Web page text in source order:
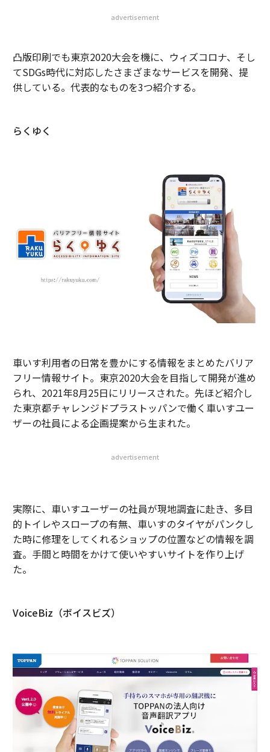
advertisement
凸版印刷でも東京2020大会を機に、ウィズコロナ、そし
てSDGs時代に対応したさまざまなサービスを開発、提
供している。代表的なものを3つ紹介する。
らくゆく
車いす利用者の日常を豊かにする情報をまとめたバリア
フリー情報サイト。東京2020大会を目指して開発が進め
られ、2021年8月25日にリリースされた。先ほど紹介し
た東京都チャレンジドプラストッパンで働く車いすユー
ザーの社員による企画提案から生まれた。
advertisement
実際に、車いすユーザーの社員が現地調査に赴き、多目
的トイレやスロープの有無、車いすのタイヤがパンクし
た時に修理をしてくれるショップの位置などの情報を調
査。手間と時間をかけて使いやすいサイトを作り上げ
た。
VoiceBiz（ボイスビズ）